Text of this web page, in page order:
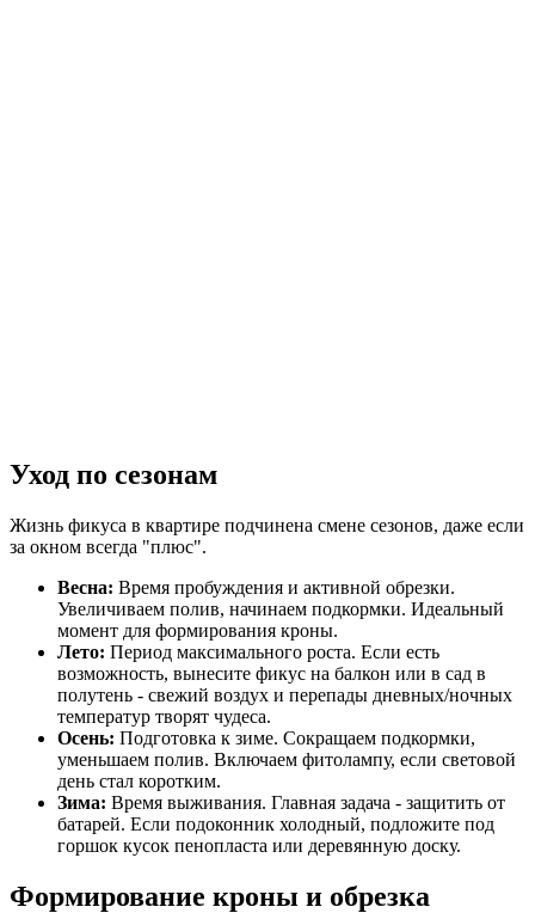
Уход по сезонам
Жизнь фикуса в квартире подчинена смене сезонов, даже если
за окном всегда "плюс".
Весна: Время пробуждения и активной обрезки.
Увеличиваем полив, начинаем подкормки. Идеальный
момент для формирования кроны.
Лето: Период максимального роста. Если есть
возможность, вынесите фикус на балкон или в сад в
полутень - свежий воздух и перепады дневных/ночных
температур творят чудеса.
Осень: Подготовка к зиме. Сокращаем подкормки,
уменьшаем полив. Включаем фитолампу, если световой
день стал коротким.
Зима: Время выживания. Главная задача - защитить от
батарей. Если подоконник холодный, подложите под
горшок кусок пенопласта или деревянную доску.
Формирование кроны и обрезка